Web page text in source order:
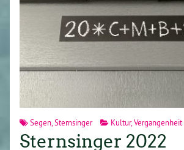
Segen,Sternsinger Kultur,Vergangenheit
Sternsinger 2022